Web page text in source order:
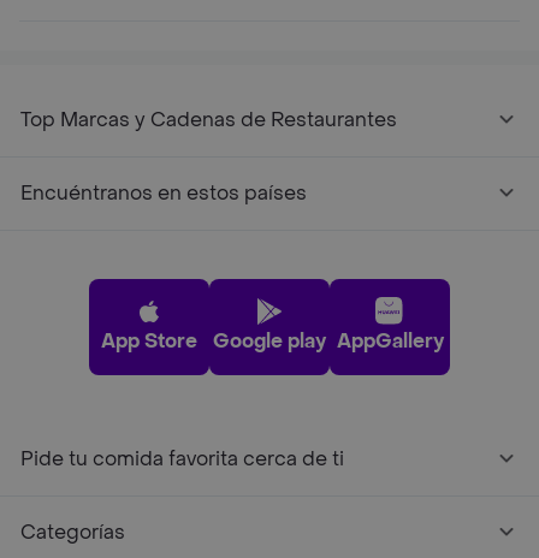
Top Marcas y Cadenas de Restaurantes
Encuéntranos en estos países
App Store Google play AppGallery
Pide tu comida favorita cerca de ti
Categorías